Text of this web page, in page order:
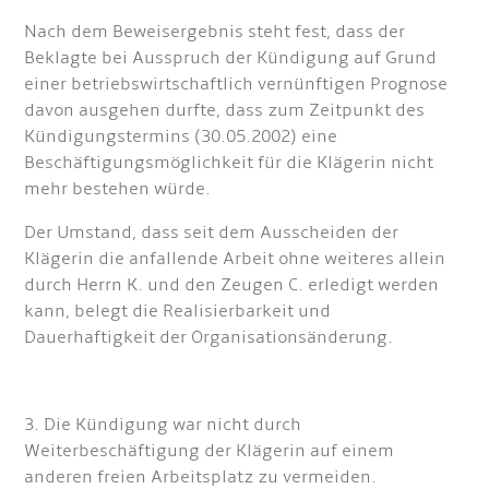
Nach dem Beweisergebnis steht fest, dass der
Beklagte bei Ausspruch der Kündigung auf Grund
einer betriebswirtschaftlich vernünftigen Prognose
davon ausgehen durfte, dass zum Zeitpunkt des
Kündigungstermins (30.05.2002) eine
Beschäftigungsmöglichkeit für die Klägerin nicht
mehr bestehen würde.
Der Umstand, dass seit dem Ausscheiden der
Klägerin die anfallende Arbeit ohne weiteres allein
durch Herrn K. und den Zeugen C. erledigt werden
kann, belegt die Realisierbarkeit und
Dauerhaftigkeit der Organisationsänderung.
3. Die Kündigung war nicht durch
Weiterbeschäftigung der Klägerin auf einem
anderen freien Arbeitsplatz zu vermeiden.